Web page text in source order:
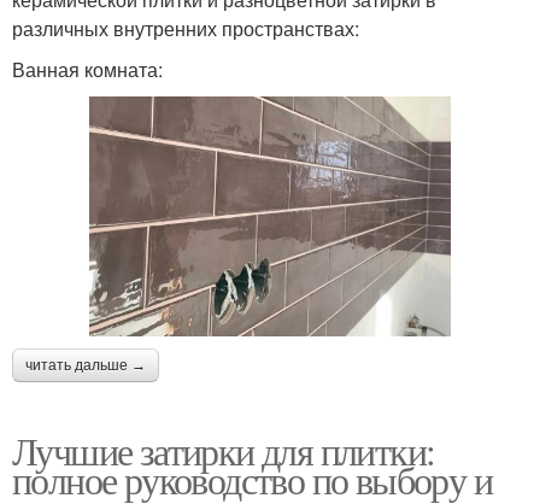
различных внутренних пространствах:
Ванная комната:
читать дальше →
Лучшие затирки для плитки:
полное руководство по выбору и